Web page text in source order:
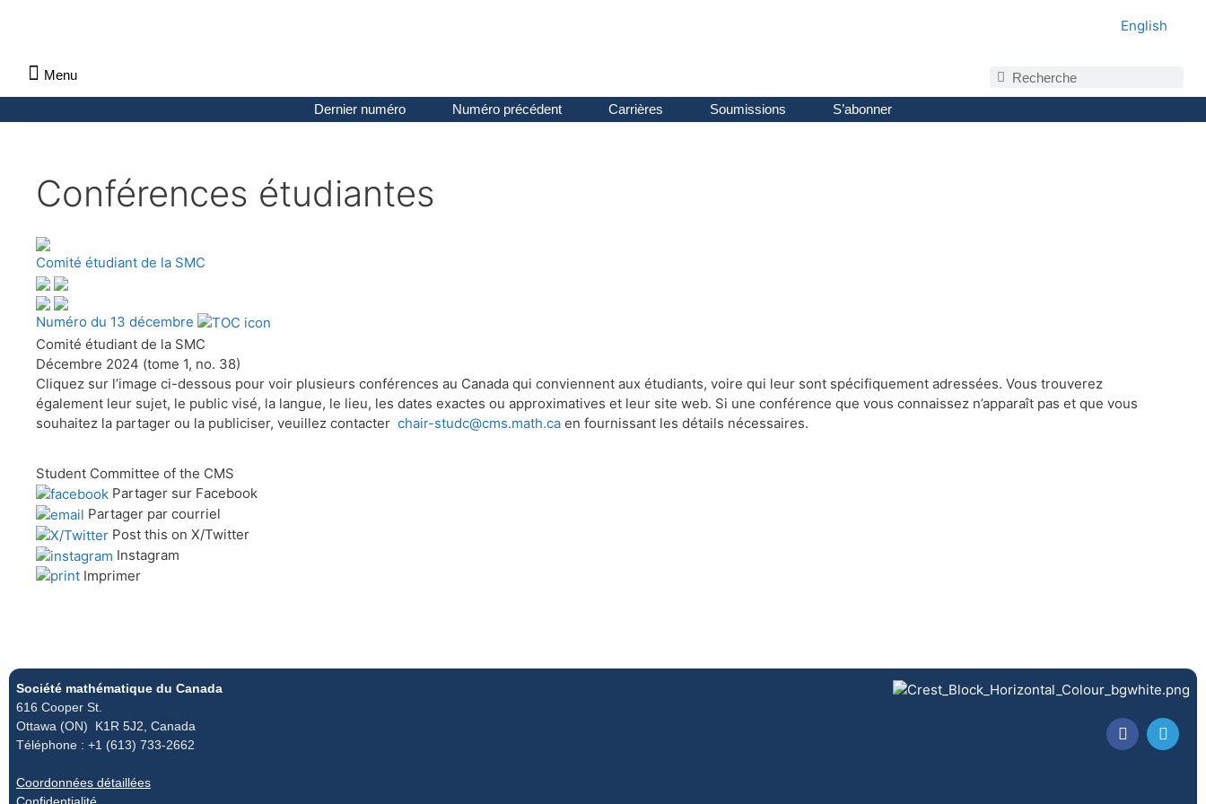
Menu
English
Dernier numéro Numéro précédent Carrières Soumissions S’abonner
Conférences étudiantes
Comité étudiant de la SMC
Numéro du 13 décembre
Comité étudiant de la SMC
Décembre 2024 (tome 1, no. 38)
Cliquez sur l’image ci-dessous pour voir plusieurs conférences au Canada qui conviennent aux étudiants, voire qui leur sont spécifiquement adressées. Vous trouverez
également leur sujet, le public visé, la langue, le lieu, les dates exactes ou approximatives et leur site web. Si une conférence que vous connaissez n’apparaît pas et que vous
souhaitez la partager ou la publiciser, veuillez contacter chair-studc@cms.math.ca en fournissant les détails nécessaires.
Student Committee of the CMS
Partager sur Facebook
Partager par courriel
Post this on X/Twitter
Instagram
Imprimer
Société mathématique du Canada
616 Cooper St.
Ottawa (ON) K1R 5J2, Canada
Téléphone : +1 (613) 733-2662
Coordonnées détaillées